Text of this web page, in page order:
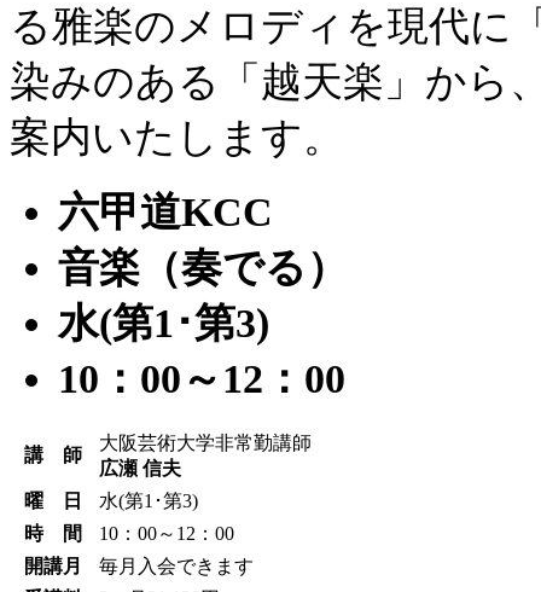
る雅楽のメロディを現代に
染みのある「越天楽」から
案内いたします。
六甲道KCC
音楽（奏でる）
水(第1･第3)
10：00～12：00
講 師
大阪芸術大学非常勤講師
広瀬 信夫
曜 日
水(第1･第3)
時 間
10：00～12：00
開講月
毎月入会できます